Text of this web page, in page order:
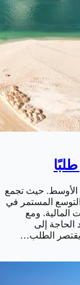
الأوسط. حيث تجمع
المستمر في
المالية. ومع
الحاجة إلى
يقتصر الطلب…